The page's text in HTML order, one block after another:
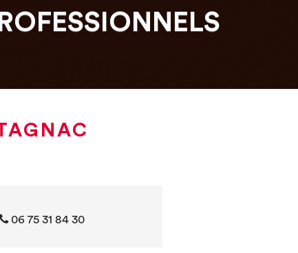
06 75 31 84 30